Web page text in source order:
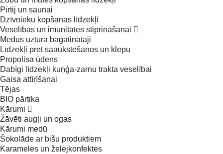
Pirtij un saunai
Dzīvnieku kopšanas līdzekļi
Veselības un imunitātes stiprināšanai
Medus uztura bagātinātāji
Līdzekļi pret saaukstēšanos un klepu
Propolisa ūdens
Dabīgi līdzekļi kuņģa-zarnu trakta veselībai
Gaisa attīrīšanai
Tējas
BIO pārtika
Kārumi
Žāvēti augļi un ogas
Kārumi medū
Šokolāde ar bišu produktiem
Karameles un želejkonfektes